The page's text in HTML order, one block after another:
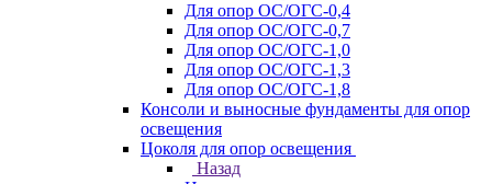
Для опор ОС/ОГС-0,4
Для опор ОС/ОГС-0,7
Для опор ОС/ОГС-1,0
Для опор ОС/ОГС-1,3
Для опор ОС/ОГС-1,8
Консоли и выносные фундаменты для опор
освещения
Цоколя для опор освещения
Назад